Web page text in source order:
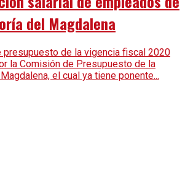
del Magdalena
presupuesto de la vigencia fiscal 2020
la Comisión de Presupuesto de la
el cual ya tiene ponente...